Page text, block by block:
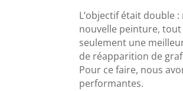
L’objectif était double
nouvelle peinture,
seulement une
de réapparition de
Pour ce faire, nous
performantes.